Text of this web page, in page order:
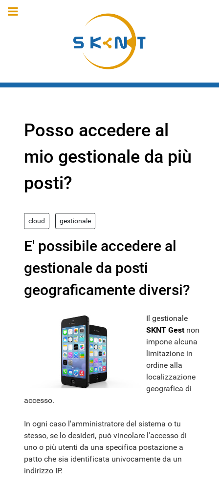
Posso accedere al
mio gestionale da più
posti?
cloud gestionale
E' possibile accedere al
gestionale da posti
geograficamente diversi?
Il gestionale
SKNT Gestnon
impone alcuna
limitazione in
ordine alla
localizzazione
geografica di
accesso.
In ogni caso l'amministratore del sistema o tu
stesso, se lo desideri, può vincolare l'accesso di
uno o più utenti da una specifica postazione a
patto che sia identificata univocamente da un
indirizzo IP.